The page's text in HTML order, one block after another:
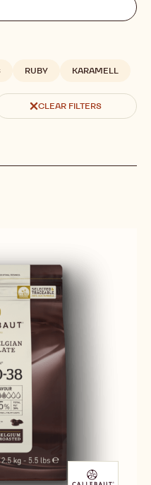
RUBY KARAMELL
CLEAR FILTERS